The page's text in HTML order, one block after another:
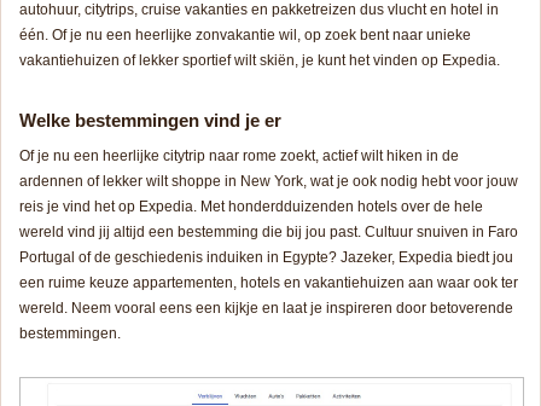
autohuur, citytrips, cruise vakanties en pakketreizen dus vlucht en hotel in
één. Of je nu een heerlijke zonvakantie wil, op zoek bent naar unieke
vakantiehuizen of lekker sportief wilt skiën, je kunt het vinden op Expedia.
Welke bestemmingen vind je er
Of je nu een heerlijke citytrip naar rome zoekt, actief wilt hiken in de
ardennen of lekker wilt shoppe in New York, wat je ook nodig hebt voor jouw
reis je vind het op Expedia. Met honderdduizenden hotels over de hele
wereld vind jij altijd een bestemming die bij jou past. Cultuur snuiven in Faro
Portugal of de geschiedenis induiken in Egypte? Jazeker, Expedia biedt jou
een ruime keuze appartementen, hotels en vakantiehuizen aan waar ook ter
wereld. Neem vooral eens een kijkje en laat je inspireren door betoverende
bestemmingen.